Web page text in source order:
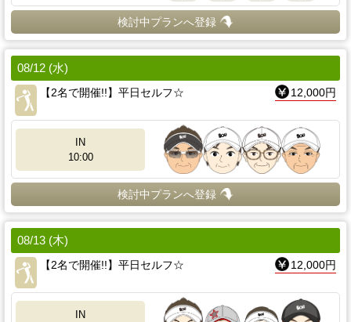
検討中プランへ登録
08/12 (水)
【2名で開催!!】平日セルフ☆
12,000円
IN
10:00
検討中プランへ登録
08/13 (木)
【2名で開催!!】平日セルフ☆
12,000円
IN